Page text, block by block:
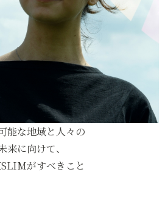
能な地域と人々の
来に向けて、
がすべきこと